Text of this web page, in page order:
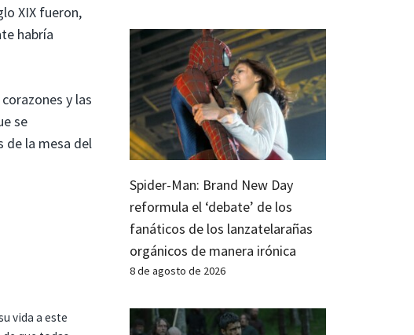
XIX fueron,
habría
y las
se
de la mesa del
vida a este
Spider-Man: Brand New Day
reformula el ‘debate’ de los
fanáticos de los lanzatelarañas
orgánicos de manera irónica
8 de agosto de 2026